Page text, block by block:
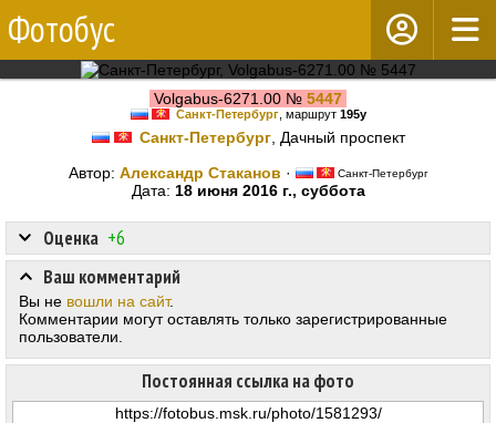
Фотобус
Volgabus-6271.00 № 5447
Санкт-Петербург, маршрут 195у
Санкт-Петербург, Дачный проспект
Автор: Александр Стаканов · Санкт-Петербург
Дата: 18 июня 2016 г., суббота
Оценка +6
Постоянная ссылка на фото
Ваш комментарий
Вы не вошли на сайт.
Комментарии могут оставлять только зарегистрированные
пользователи.